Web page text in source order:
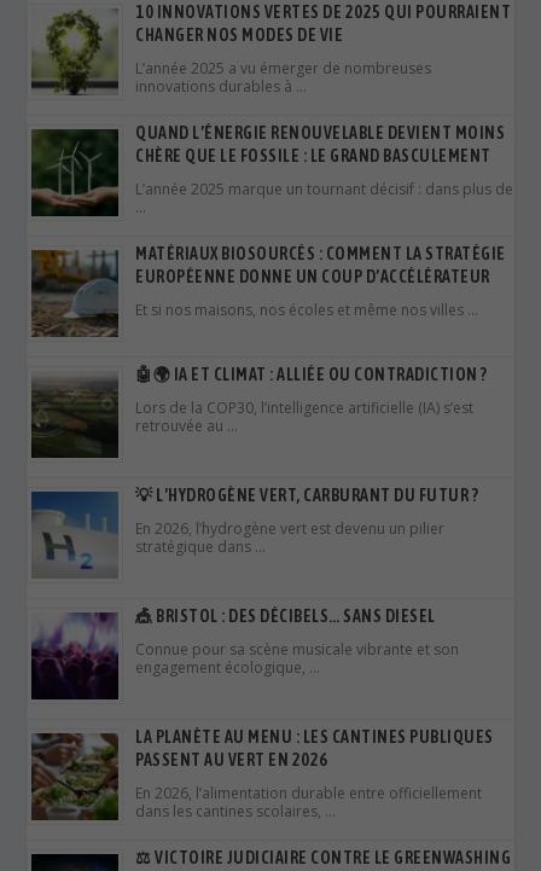
10 INNOVATIONS VERTES DE 2025 QUI POURRAIENT
CHANGER NOS MODES DE VIE
L’année 2025 a vu émerger de nombreuses
innovations durables à …
QUAND L’ÉNERGIE RENOUVELABLE DEVIENT MOINS
CHÈRE QUE LE FOSSILE : LE GRAND BASCULEMENT
L’année 2025 marque un tournant décisif : dans plus de
…
MATÉRIAUX BIOSOURCÉS : COMMENT LA STRATÉGIE
EUROPÉENNE DONNE UN COUP D’ACCÉLÉRATEUR
Et si nos maisons, nos écoles et même nos villes …
🤖🌍 IA ET CLIMAT : ALLIÉE OU CONTRADICTION ?
Lors de la COP30, l’intelligence artificielle (IA) s’est
retrouvée au …
💡 L’HYDROGÈNE VERT, CARBURANT DU FUTUR ?
En 2026, l’hydrogène vert est devenu un pilier
stratégique dans …
🎪 BRISTOL : DES DÉCIBELS… SANS DIESEL
Connue pour sa scène musicale vibrante et son
engagement écologique, …
LA PLANÈTE AU MENU : LES CANTINES PUBLIQUES
PASSENT AU VERT EN 2026
En 2026, l’alimentation durable entre officiellement
dans les cantines scolaires, …
⚖️ VICTOIRE JUDICIAIRE CONTRE LE GREENWASHING